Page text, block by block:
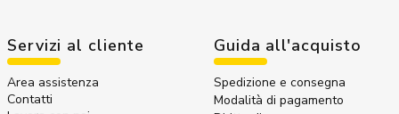
Servizi al cliente
Area assistenza
Contatti
Guida all'acquisto
Spedizione e consegna
Modalità di pagamento